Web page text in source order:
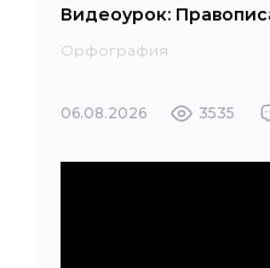
Видеоурок:
Орфография
06.08.2026 3535